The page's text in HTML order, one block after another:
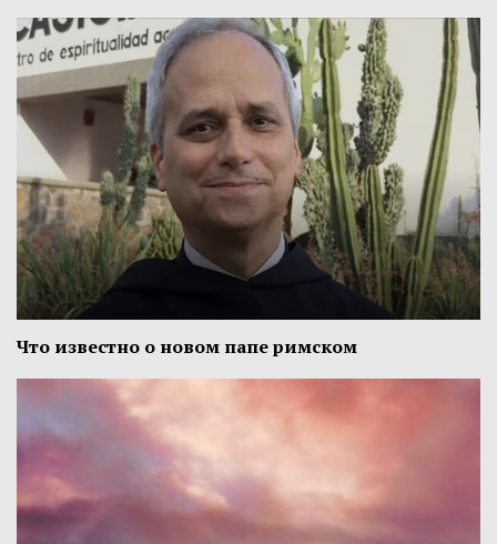
Что известно о новом папе римском